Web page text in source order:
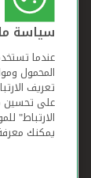
بيت
سياسة
المحمول
تعريف
على تحسين
الارتباط"
يمكنك